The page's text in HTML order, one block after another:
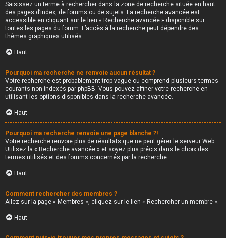
Saisissez un terme à rechercher dans la zone de recherche située en haut
des pages d’index, de forums ou de sujets. La recherche avancée est
accessible en cliquant sur le lien « Recherche avancée » disponible sur
toutes les pages du forum. L’accès à la recherche peut dépendre des
thèmes graphiques utilisés.
Haut
Pourquoi ma recherche ne renvoie aucun résultat ?
Votre recherche est probablement trop vague ou comprend plusieurs termes
courants non indexés par phpBB. Vous pouvez affiner votre recherche en
utilisant les options disponibles dans la recherche avancée.
Haut
Pourquoi ma recherche renvoie une page blanche ?!
Votre recherche renvoie plus de résultats que ne peut gérer le serveur Web.
Utilisez la « Recherche avancée » et soyez plus précis dans le choix des
termes utilisés et des forums concernés par la recherche.
Haut
Comment rechercher des membres ?
Allez sur la page « Membres », cliquez sur le lien « Rechercher un membre ».
Haut